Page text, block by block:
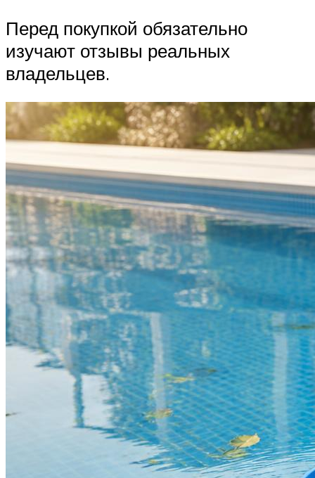
Перед покупкой обязательно
изучают отзывы реальных
владельцев.